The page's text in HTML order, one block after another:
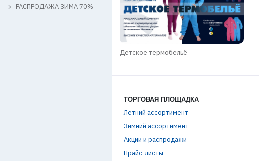
РАСПРОДАЖА ЗИМА 70%
Детское термобельё
ТОРГОВАЯ ПЛОЩАДКА
Летний ассортимент
Зимний ассортимент
Акции и распродажи
Прайс-листы